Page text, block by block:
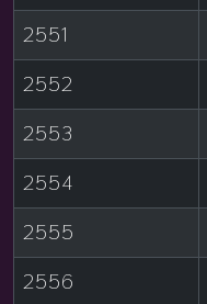
2551
2552
2553
2554
2555
2556